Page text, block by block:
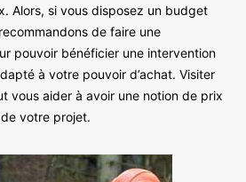
Alors, si vous disposez un budget
de faire une
pouvoir bénéficier une intervention
à votre pouvoir d’achat. Visiter
vous aider à avoir une notion de prix
votre projet.